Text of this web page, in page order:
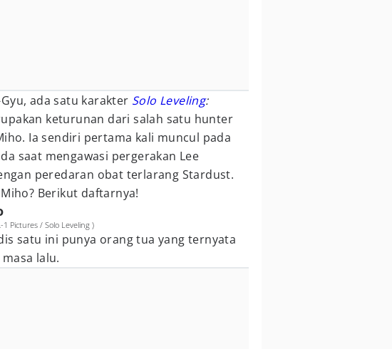
ada satu karakter Solo Leveling:
keturunan dari salah satu hunter
Ia sendiri pertama kali muncul pada
saat mengawasi pergerakan Lee
peredaran obat terlarang Stardust.
Berikut daftarnya!
Pictures / Solo Leveling )
satu ini punya orang tua yang ternyata
lalu.